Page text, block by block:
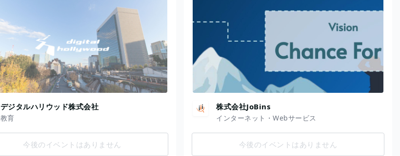
デジタルハリウッド株式会社
教育
今後のイベントはありません
株式会社JoBins
インターネット・Webサービス
今後のイベントはありません